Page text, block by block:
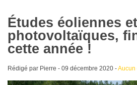
Études éoliennes et
photovoltaïques,
cette année !
Rédigé par Pierre - 09 décembre 2020-Aucun